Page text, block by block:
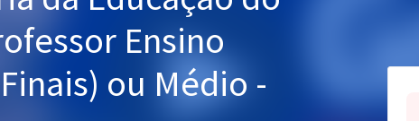
Ensino
ou Médio -